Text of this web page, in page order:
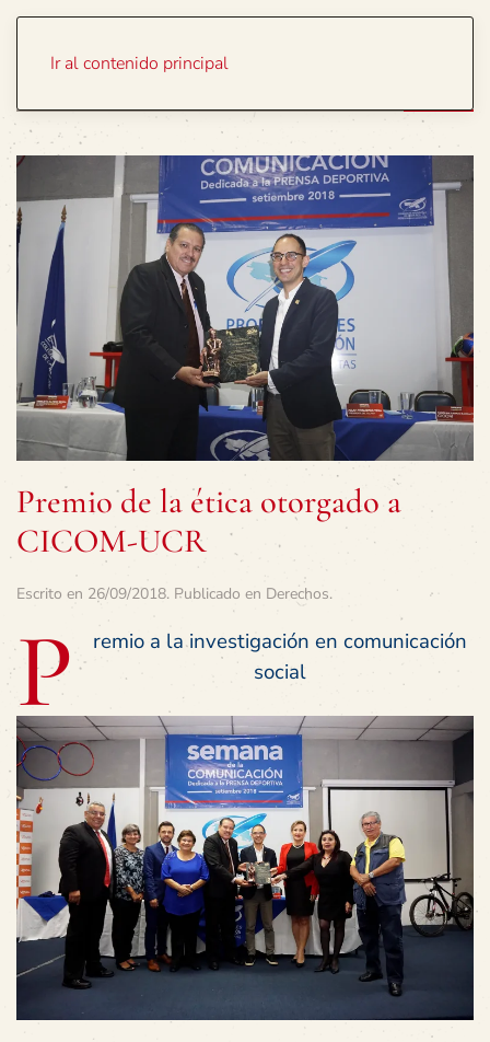
Ir al contenido principal
Premio de la ética otorgado a
CICOM-UCR
Escrito en 26/09/2018. Publicado en Derechos.
P
remio a la investigación en comunicación
social